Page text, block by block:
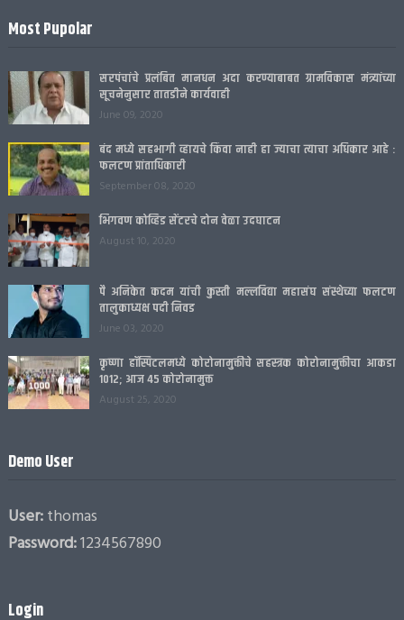
Most Pupolar
सरपंचांचे प्रलंबित मानधन अदा करण्याबाबत ग्रामविकास मंत्र्यांच्या
सूचनेनुसार तातडीने कार्यवाही
June 09, 2020
बंद मध्ये सहभागी व्हायचे किंवा नाही हा ज्याचा त्याचा अधिकार आहे :
फलटण प्रांताधिकारी
September 08, 2020
भिगवण कोव्हिड सेंटरचे दोन वेळा उदघाटन
August 10, 2020
पै अनिकेत कदम यांची कुस्ती मल्लविद्या महासंघ संस्थेच्या फलटण
तालुकाध्यक्ष पदी निवड
June 03, 2020
कृष्णा हॉस्पिटलमध्ये कोरोनामुक्तीचे सहस्त्रक कोरोनामुक्तीचा आकडा
1012; आज 45 कोरोनामुक्त
August 25, 2020
Demo User
User:thomas
Password:1234567890
Login